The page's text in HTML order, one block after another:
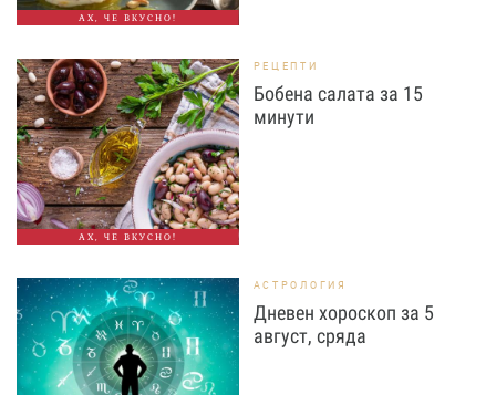
АХ, ЧЕ ВКУСНО!
АХ, ЧЕ ВКУСНО!
РЕЦЕПТИ
Бобена салата за 15
минути
АСТРОЛОГИЯ
Дневен хороскоп за 5
август, сряда